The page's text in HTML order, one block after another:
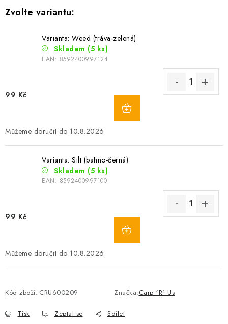
Varianta: Weed (tráva-zelená)
Skladem (5 ks)
EAN: 8592400997124
99 Kč
10.8.2026
Varianta: Silt (bahno-černá)
Skladem (5 ks)
EAN: 8592400997100
99 Kč
10.8.2026
Kód zboží: CRU600209 Značka:Carp ´R´ Us
Tisk Zeptat se Sdílet